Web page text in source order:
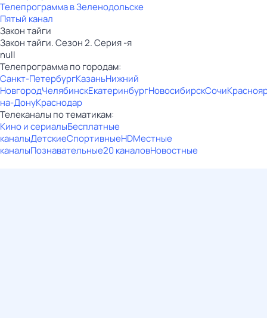
Телепрограмма в Зеленодольске
Пятый канал
Закон тайги
Закон тайги. Сезон 2. Серия -я
null
Телепрограмма по городам:
Санкт-ПетербургКазаньНижний
НовгородЧелябинскЕкатеринбургНовосибирскСочи
на-ДонуКраснодар
Телеканалы по тематикам:
Кино и сериалыБесплатные
каналыДетскиеСпортивныеHDМестные
каналыПознавательные20 каналовНовостные